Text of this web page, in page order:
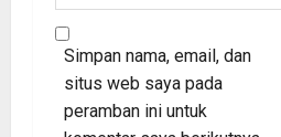
Simpan nama, email, dan
situs web saya pada
peramban ini untuk